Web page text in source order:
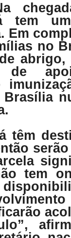
tem
Em
no
abrigo,
de
têm
tem